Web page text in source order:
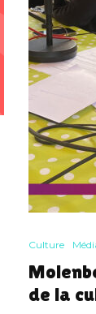
Culture
de la